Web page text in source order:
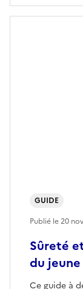
Sûreté
du
Ce guide à
GUIDE
Publié le20